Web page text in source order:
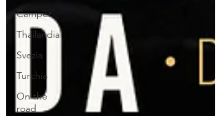
Camper
Thailandia
Svezia
Turchia
On the
road